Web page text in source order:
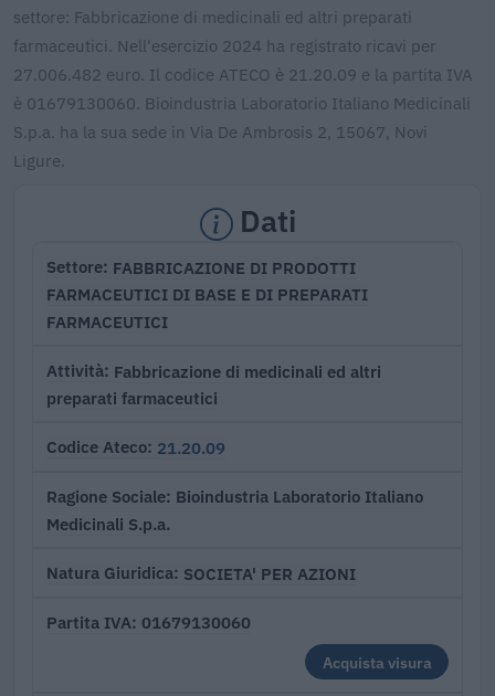
settore: Fabbricazione di medicinali ed altri preparati
farmaceutici. Nell'esercizio 2024 ha registrato ricavi per
27.006.482 euro. Il codice ATECO è 21.20.09 e la partita IVA
è 01679130060. Bioindustria Laboratorio Italiano Medicinali
S.p.a. ha la sua sede in Via De Ambrosis 2, 15067, Novi
Ligure.
Dati
Settore FABBRICAZIONE DI PRODOTTI
FARMACEUTICI DI BASE E DI PREPARATI
FARMACEUTICI
Attività Fabbricazione di medicinali ed altri
preparati farmaceutici
Codice Ateco 21.20.09
Ragione Sociale Bioindustria Laboratorio Italiano
Medicinali S.p.a.
Natura Giuridica SOCIETA' PER AZIONI
Partita IVA 01679130060
Acquista visura